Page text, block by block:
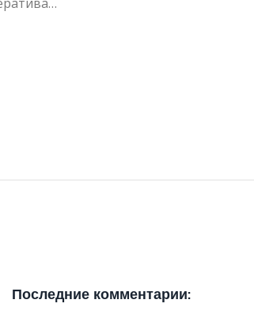
Последние комментарии: